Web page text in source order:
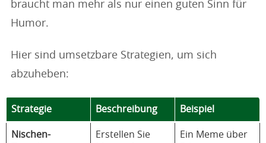
braucht man mehr als nur einen guten Sinn für
Humor.
Hier sind umsetzbare Strategien, um sich
abzuheben:
Strategie Beschreibung Beispiel
Nischen-
Erstellen Sie
Ein Meme über